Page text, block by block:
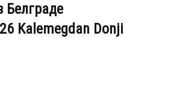
Белграде
Kalemegdan Donji